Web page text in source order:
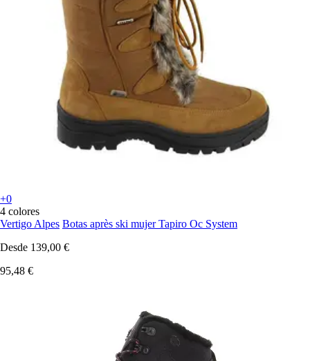
+0
4 colores
Vertigo Alpes Botas après ski mujer Tapiro Oc System
Desde 139,00 €
95,48 €